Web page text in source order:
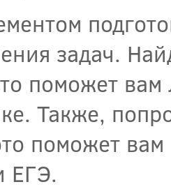
задач.
поможет вам
Также,
поможет
ЕГЭ.